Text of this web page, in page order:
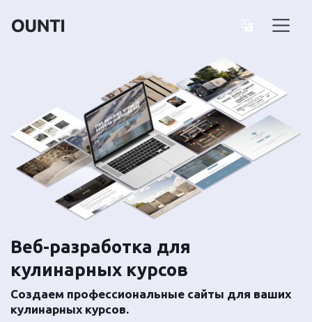
Веб-разработка для
кулинарных курсов
Создаем профессиональные сайты для ваших
кулинарных курсов.